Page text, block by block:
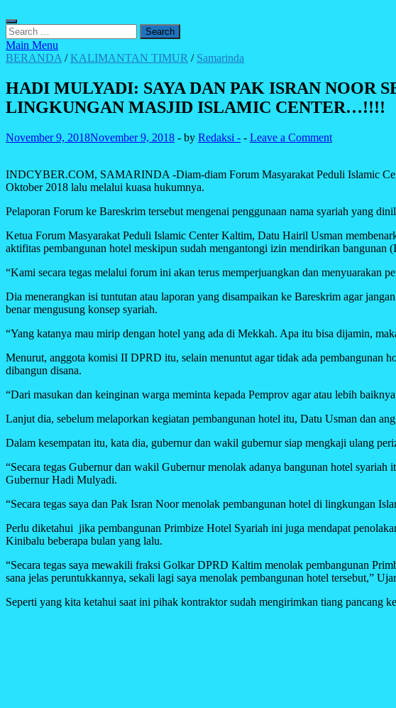
Search
for:
Main Menu
BERANDA /KALIMANTAN TIMUR / Samarinda
HADI MULYADI: SAYA DAN PAK ISRAN NOOR
LINGKUNGAN MASJID ISLAMIC CENTER…!!!!
November 9, 2018November 9, 2018 - by Redaksi - - Leave a Comment
INDCYBER.COM, SAMARINDA -Diam-diam Forum Masyarakat Peduli Islamic
Oktober 2018 lalu melalui kuasa hukumnya.
Pelaporan Forum ke Bareskrim tersebut mengenai penggunaan nama syariah yang
Ketua Forum Masyarakat Peduli Islamic Center Kaltim, Datu Hairil Usman
aktifitas pembangunan hotel meskipun sudah mengantongi izin mendirikan bangunan
“Kami secara tegas melalui forum ini akan terus memperjuangkan dan menyuarakan
Dia menerangkan isi tuntutan atau laporan yang disampaikan ke Bareskrim agar
benar mengusung konsep syariah.
“Yang katanya mau mirip dengan hotel yang ada di Mekkah. Apa itu bisa dijamin,
Menurut, anggota komisi II DPRD itu, selain menuntut agar tidak ada pembangunan
dibangun disana.
“Dari masukan dan keinginan warga meminta kepada Pemprov agar atau lebih
Lanjut dia, sebelum melaporkan kegiatan pembangunan hotel itu, Datu Usman dan
Dalam kesempatan itu, kata dia, gubernur dan wakil gubernur siap mengkaji ulang
“Secara tegas Gubernur dan wakil Gubernur menolak adanya bangunan hotel
Gubernur Hadi Mulyadi.
“Secara tegas saya dan Pak Isran Noor menolak pembangunan hotel di lingkungan
Perlu diketahui jika pembangunan Primbize Hotel Syariah ini juga mendapat
Kinibalu beberapa bulan yang lalu.
“Secara tegas saya mewakili fraksi Golkar DPRD Kaltim menolak pembangunan
sana jelas peruntukkannya, sekali lagi saya menolak pembangunan hotel tersebut,”
Seperti yang kita ketahui saat ini pihak kontraktor sudah mengirimkan tiang pancang